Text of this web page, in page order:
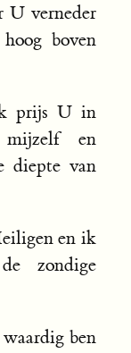
U verneder
boven
prijs U in
en
diepte van
en ik
zondige
ben